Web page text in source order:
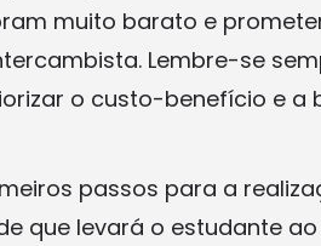
muito barato e
Lembre-se
o custo-benefício e a
passos para a
que levará o estudante ao